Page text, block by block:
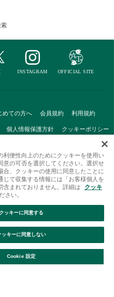
並び替え
めての方へ 会員規約 利用規約
個人情報保護方針 クッキーポリシー
ーンティー)公式オンラインストアで
は、
どの生活雑貨、紅茶・焼き菓子など、
をご用意しています。
利便性向上のためにクッキーを使用い
意の可否を選択してください。選択せ
合、クッキーの使用に同意したことに
じて収集する情報には「お客様個人を
含まれておりません。詳細は
クッキ
さい。
Cookie 設定
ッキーに同意しない
クッキーに同意する